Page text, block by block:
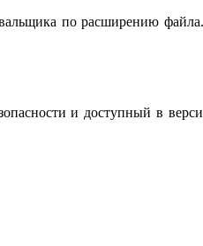
по расширению файла.
и доступный в